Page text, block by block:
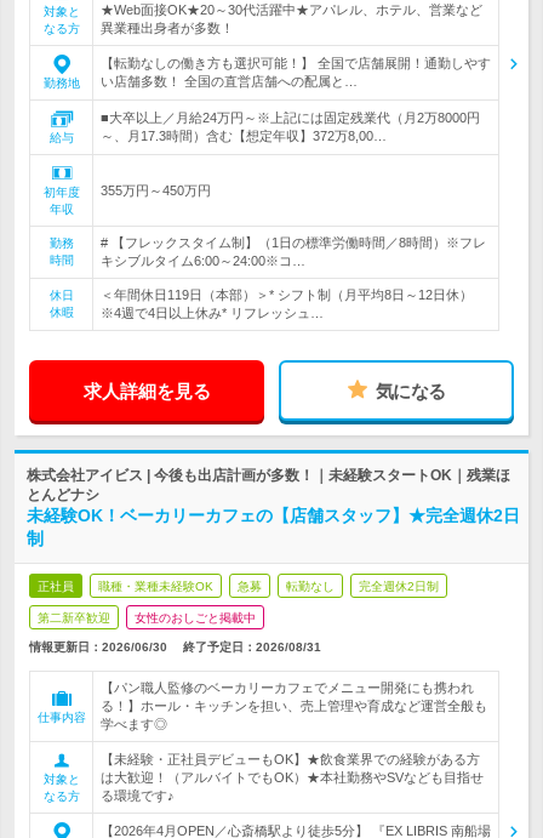
対象と
なる方
★Web面接OK★20～30代活躍中★アパレル、ホテル、営業など
異業種出身者が多数！
勤務地
【転勤なしの働き方も選択可能！】 全国で店舗展開！通勤しやす
い店舗多数！ 全国の直営店舗への配属と…
給与
■大卒以上／月給24万円～※上記には固定残業代（月2万8000円
～、月17.3時間）含む【想定年収】372万8,00…
初年度
年収
355万円～450万円
勤務
時間
# 【フレックスタイム制】（1日の標準労働時間／8時間）※フレ
キシブルタイム6:00～24:00※コ…
休日
休暇
＜年間休日119日（本部）＞* シフト制（月平均8日～12日休）
※4週で4日以上休み* リフレッシュ…
求人詳細を見る 気になる
株式会社アイビス | 今後も出店計画が多数！｜未経験スタートOK｜残業ほ
とんどナシ
未経験OK！ベーカリーカフェの【店舗スタッフ】★完全週休2日
制
正社員 職種・業種未経験OK 急募 転勤なし 完全週休2日制
第二新卒歓迎 女性のおしごと掲載中
情報更新日：2026/06/30 終了予定日： 2026/08/31
仕事内容
【パン職人監修のベーカリーカフェでメニュー開発にも携われ
る！】ホール・キッチンを担い、売上管理や育成など運営全般も
学べます◎
対象と
なる方
【未経験・正社員デビューもOK】★飲食業界での経験がある方
は大歓迎！（アルバイトでもOK）★本社勤務やSVなども目指せ
る環境です♪
【2026年4月OPEN／心斎橋駅より徒歩5分】 『EX LIBRIS 南船場